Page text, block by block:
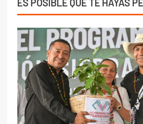
ES POSIBLE QUE TE HAYAS